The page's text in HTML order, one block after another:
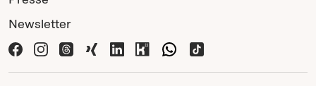
Newsletter